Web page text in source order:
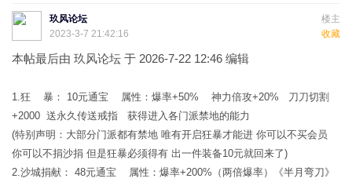
楼主
玖风论坛
收藏
2023-3-7 21:42:16
本帖最后由 玖风论坛 于 2026-7-22 12:46 编辑
1.狂 暴： 10元通宝 属性：爆率+50% 神力倍攻+20% 刀刀切割
+2000 送永久传送戒指 获得进入各门派禁地的能力
(特别声明：大部分门派都有禁地 唯有开启狂暴才能进 你可以不买会员
你可以不捐沙捐 但是狂暴必须得有 出一件装备10元就回来了)
2.沙城捐献： 48元通宝 属性：爆率+200%（两倍爆率）《半月弯刀》